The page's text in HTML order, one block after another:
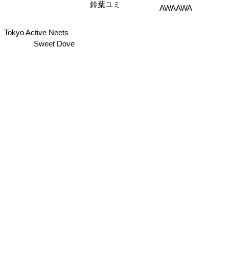
鈴葉ユミ
Tokyo Active Neets
Sweet Dove
AWAAWA